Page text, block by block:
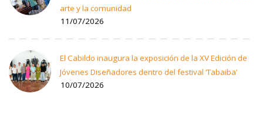
arte y la comunidad
11/07/2026
El Cabildo inaugura la exposición de la XV Edición de
Jóvenes Diseñadores dentro del festival ‘Tabaiba’
10/07/2026